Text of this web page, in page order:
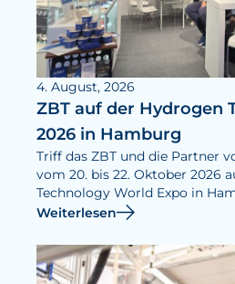
4. August, 2026
ZBT auf der Hydrogen
2026 in Hamburg
Triff das ZBT und die Partner
vom 20. bis 22. Oktober 2026
Technology World Expo in
Weiterlesen